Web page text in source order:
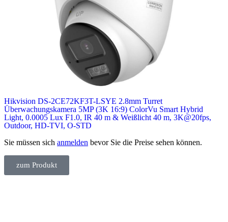
Hikvision DS-2CE72KF3T-LSYE 2.8mm Turret
Überwachungskamera 5MP (3K 16:9) ColorVu Smart Hybrid
Light, 0.0005 Lux F1.0, IR 40 m & Weißlicht 40 m, 3K@20fps,
Outdoor, HD‑TVI, O-STD
Sie müssen sich anmelden bevor Sie die Preise sehen können.
zum Produkt